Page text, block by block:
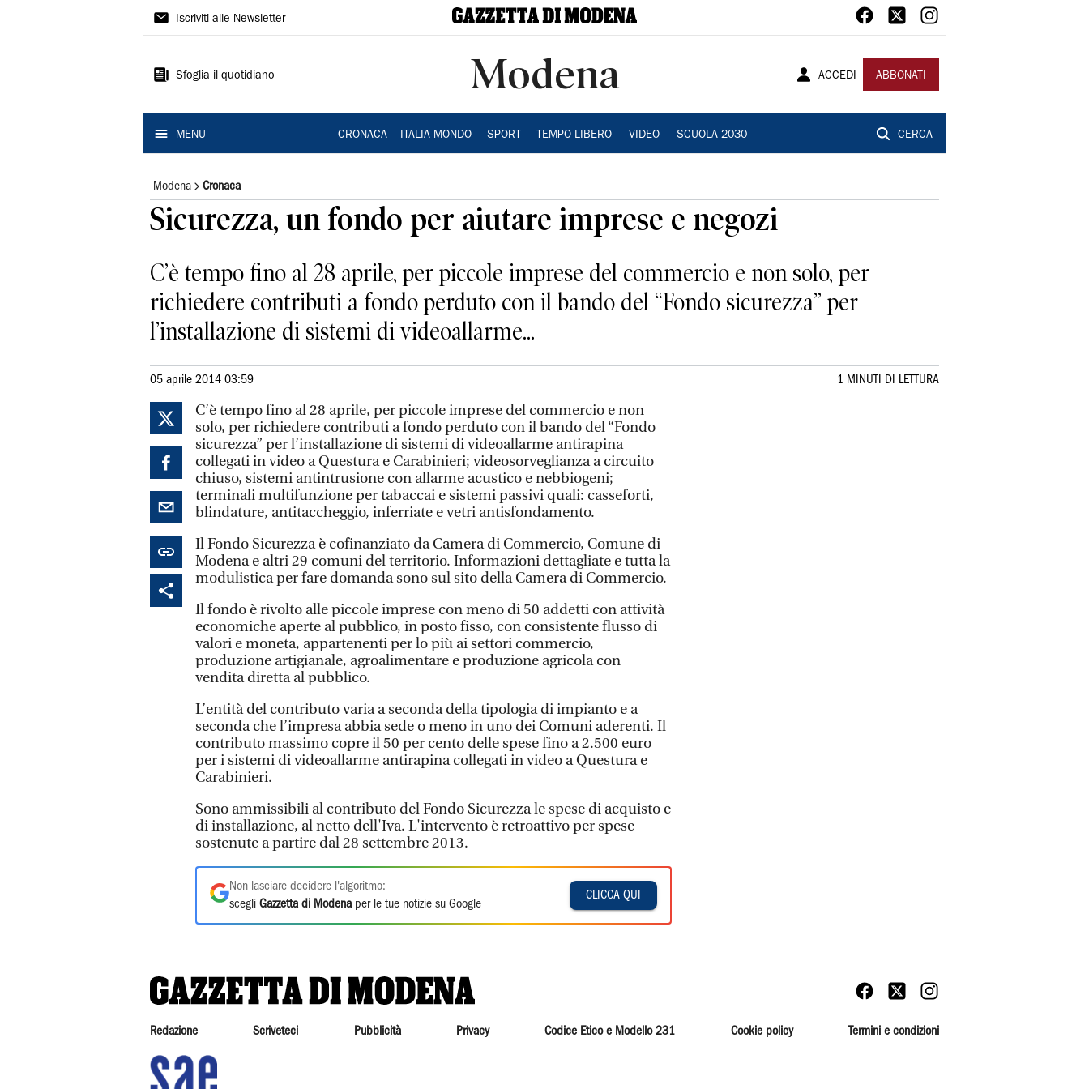
Gazzetta
Modena
Iscriviti alle Newsletter
Sfoglia il quotidiano Modena ACCEDI ABBONATI
MENU CRONACA ITALIA MONDO SPORT TEMPO LIBERO VIDEO SCUOLA 2030 CERCA
Modena Cronaca
Sicurezza, un fondo per aiutare imprese e negozi
C’è tempo fino al 28 aprile, per piccole imprese del commercio e non solo, per
richiedere contributi a fondo perduto con il bando del “Fondo sicurezza” per
l’installazione di sistemi di videoallarme...
05 aprile 2014 03:59 1 MINUTI DI LETTURA
C’è tempo fino al 28 aprile, per piccole imprese del commercio e non
solo, per richiedere contributi a fondo perduto con il bando del “Fondo
sicurezza” per l’installazione di sistemi di videoallarme antirapina
collegati in video a Questura e Carabinieri; videosorveglianza a circuito
chiuso, sistemi antintrusione con allarme acustico e nebbiogeni;
terminali multifunzione per tabaccai e sistemi passivi quali: casseforti,
blindature, antitaccheggio, inferriate e vetri antisfondamento.
Il Fondo Sicurezza è cofinanziato da Camera di Commercio, Comune di
Modena e altri 29 comuni del territorio. Informazioni dettagliate e tutta la
modulistica per fare domanda sono sul sito della Camera di Commercio.
Il fondo è rivolto alle piccole imprese con meno di 50 addetti con attività
economiche aperte al pubblico, in posto fisso, con consistente flusso di
valori e moneta, appartenenti per lo più ai settori commercio,
produzione artigianale, agroalimentare e produzione agricola con
vendita diretta al pubblico.
L’entità del contributo varia a seconda della tipologia di impianto e a
seconda che l’impresa abbia sede o meno in uno dei Comuni aderenti. Il
contributo massimo copre il 50 per cento delle spese fino a 2.500 euro
per i sistemi di videoallarme antirapina collegati in video a Questura e
Carabinieri.
Sono ammissibili al contributo del Fondo Sicurezza le spese di acquisto e
di installazione, al netto dell'Iva. L'intervento è retroattivo per spese
sostenute a partire dal 28 settembre 2013.
Non lasciare decidere l'algoritmo:
scegli Gazzetta di Modena per le tue notizie su Google
CLICCA QUI
Redazione Scriveteci Pubblicità Privacy Codice Etico e Modello 231 Cookie policy Termini e condizioni